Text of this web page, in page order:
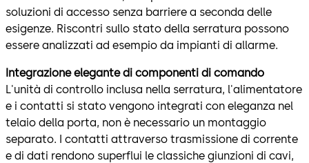
soluzioni di accesso senza barriere a seconda delle
esigenze. Riscontri sullo stato della serratura possono
essere analizzati ad esempio da impianti di allarme.
Integrazione elegante di componenti di comando
L'unità di controllo inclusa nella serratura, l'alimentatore
e i contatti si stato vengono integrati con eleganza nel
telaio della porta, non è necessario un montaggio
separato. I contatti attraverso trasmissione di corrente
e di dati rendono superflui le classiche giunzioni di cavi,